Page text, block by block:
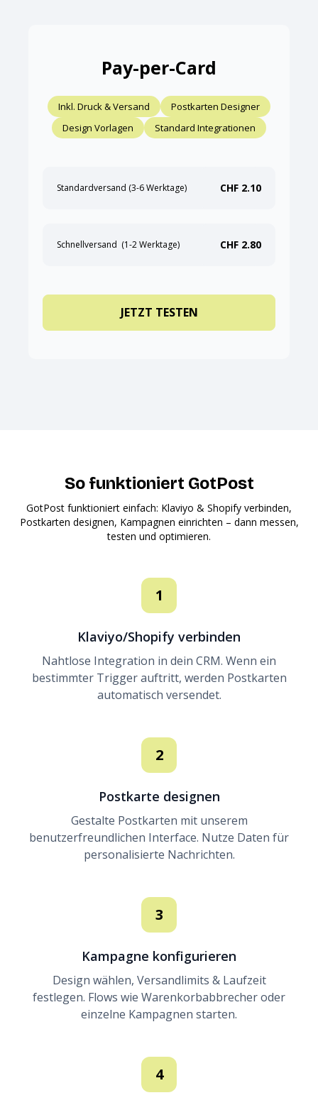
Pay-per-Card
Inkl. Druck & Versand
Postkarten Designer
Design Vorlagen
Standard Integrationen
Standardversand (3-6 Werktage) CHF 2.10
Schnellversand (1-2 Werktage) CHF 2.80
JETZT TESTEN
So funktioniert GotPost
GotPost funktioniert einfach: Klaviyo & Shopify verbinden,
Postkarten designen, Kampagnen einrichten – dann messen,
testen und optimieren.
1
Klaviyo/Shopify verbinden
Nahtlose Integration in dein CRM. Wenn ein
bestimmter Trigger auftritt, werden Postkarten
automatisch versendet.
2
Postkarte designen
Gestalte Postkarten mit unserem
benutzerfreundlichen Interface. Nutze Daten für
personalisierte Nachrichten.
3
Kampagne konfigurieren
Design wählen, Versandlimits & Laufzeit
festlegen. Flows wie Warenkorbabbrecher oder
einzelne Kampagnen starten.
4